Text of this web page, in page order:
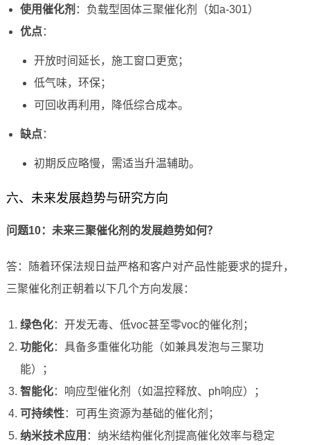
使用催化剂 ：负载型固体三聚催化剂（如a-301）
优点：
开放时间延长，施工窗口更宽；
低气味，环保；
可回收再利用，降低综合成本。
缺点：
初期反应略慢，需适当升温辅助。
六、未来发展趋势与研究方向
问题10：未来三聚催化剂的发展趋势如何？
答：随着环保法规日益严格和客户对产品性能要求的提升，
三聚催化剂正朝着以下几个方向发展：
绿色化：开发无毒、低voc甚至零voc的催化剂；
功能化：具备多重催化功能（如兼具发泡与三聚功
能）；
智能化：响应型催化剂（如温控释放、ph响应）；
可持续性：可再生资源为基础的催化剂；
纳米技术应用 ：纳米结构催化剂提高催化效率与稳定